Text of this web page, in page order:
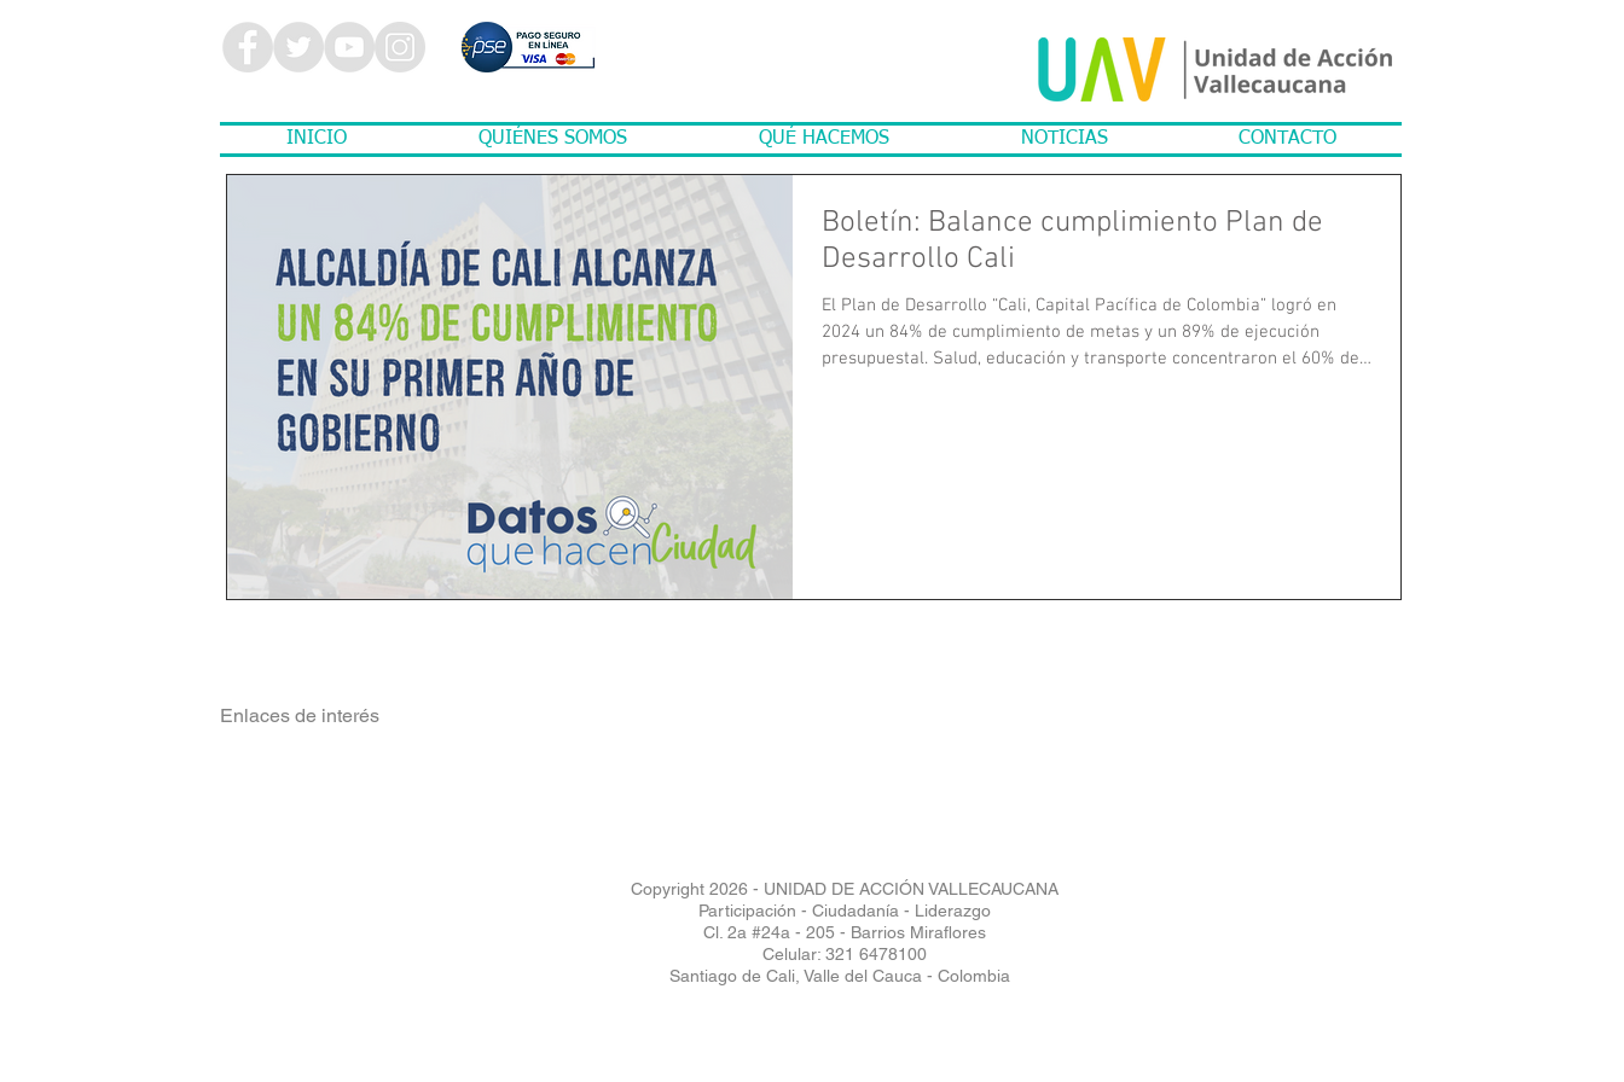
INICIO QUIÉNES SOMOS QUÉ HACEMOS NOTICIAS CONTACTO
Boletín: Balance cumplimiento Plan de
Desarrollo Cali
El Plan de Desarrollo “Cali, Capital Pacífica de Colombia” logró en
2024 un 84% de cumplimiento de metas y un 89% de ejecución
presupuestal. Salud, educación y transporte concentraron el 60% de
Enlaces de interés
Copyright 2026 - UNIDAD DE ACCIÓN VALLECAUCANA
Participación - Ciudadanía - Liderazgo
Cl. 2a #24a - 205 - Barrios Miraflores
Celular: 321 6478100
Santiago de Cali, Valle del Cauca - Colombia